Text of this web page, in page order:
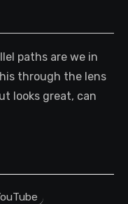
paths are we in
through the lens
looks great, can